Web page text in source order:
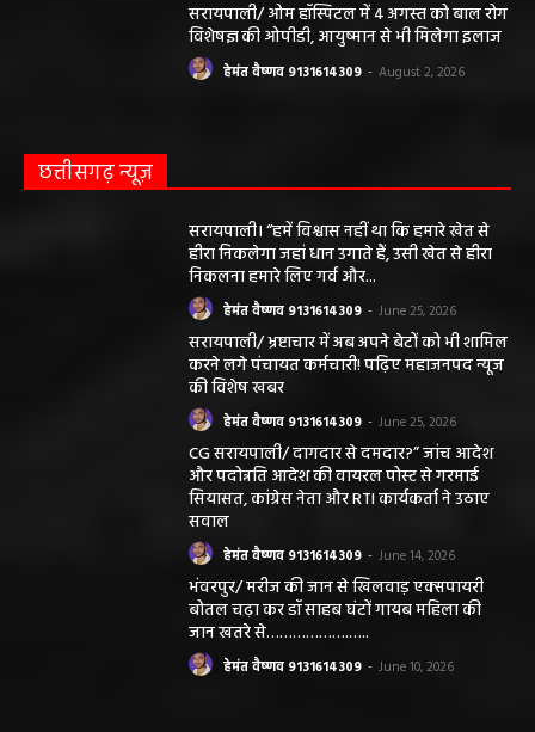
सरायपाली/ ओम हॉस्पिटल में 4 अगस्त को बाल रोग
विशेषज्ञ की ओपीडी, आयुष्मान से भी मिलेगा इलाज
हेमंत वैष्णव 9131614309 - August 2, 2026
छत्तीसगढ़ न्यूज़
सरायपाली। “हमें विश्वास नहीं था कि हमारे खेत से
हीरा निकलेगा जहां धान उगाते हैं, उसी खेत से हीरा
निकलना हमारे लिए गर्व और...
हेमंत वैष्णव 9131614309 - June 25, 2026
सरायपाली/ भ्रष्टाचार में अब अपने बेटों को भी शामिल
करने लगे पंचायत कर्मचारी! पढ़िए महाजनपद न्यूज
की विशेष खबर
हेमंत वैष्णव 9131614309 - June 25, 2026
CG सरायपाली/ दागदार से दमदार?” जांच आदेश
और पदोन्नति आदेश की वायरल पोस्ट से गरमाई
सियासत, कांग्रेस नेता और RTI कार्यकर्ता ने उठाए
सवाल
हेमंत वैष्णव 9131614309 - June 14, 2026
भंवरपुर/ मरीज की जान से खिलवाड़ एक्सपायरी
बोतल चढ़ा कर डॉ साहब घंटों गायब महिला की
जान खतरे से……………….…..
हेमंत वैष्णव 9131614309 - June 10, 2026